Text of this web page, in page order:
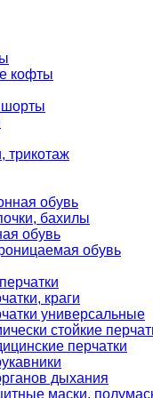
кофты
трикотаж
обувь
бахилы
обувь
обувь
краги
универсальные
стойкие
перчатки
дыхания
маски,